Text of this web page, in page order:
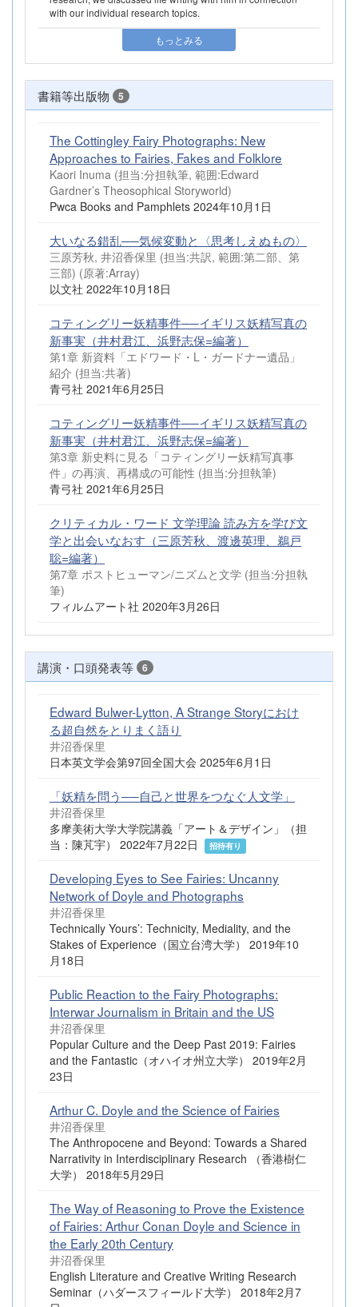
with our individual research topics.
もっとみる
書籍等出版物 5
The Cottingley Fairy Photographs: New
Approaches to Fairies, Fakes and Folklore
Kaori Inuma (担当:分担執筆, 範囲:Edward
Gardner’s Theosophical Storyworld)
Pwca Books and Pamphlets 2024年10月1日
大いなる錯乱──気候変動と〈思考しえぬもの〉
三原芳秋, 井沼香保里 (担当:共訳, 範囲:第二部、第
三部) (原著:Array)
以文社 2022年10月18日
コティングリー妖精事件──イギリス妖精写真の
新事実（井村君江、浜野志保=編著）
第1章 新資料「エドワード・L・ガードナー遺品」
紹介 (担当:共著)
青弓社 2021年6月25日
コティングリー妖精事件──イギリス妖精写真の
新事実（井村君江、浜野志保=編著）
第3章 新史料に見る「コティングリー妖精写真事
件」の再演、再構成の可能性 (担当:分担執筆)
青弓社 2021年6月25日
クリティカル・ワード 文学理論 読み方を学び文
学と出会いなおす（三原芳秋、渡邊英理、鵜戸
聡=編著）
第7章 ポストヒューマン/ニズムと文学 (担当:分担執
筆)
フィルムアート社 2020年3月26日
講演・口頭発表等 6
Edward Bulwer-Lytton, A Strange Storyにおけ
る超自然をとりまく語り
井沼香保里
日本英文学会第97回全国大会 2025年6月1日
「妖精を問う──自己と世界をつなぐ人文学」
井沼香保里
多摩美術大学大学院講義「アート＆デザイン」（担
当：陳芃宇） 2022年7月22日
招待有り
Developing Eyes to See Fairies: Uncanny
Network of Doyle and Photographs
井沼香保里
Technically Yours’: Technicity, Mediality, and the
Stakes of Experience（国立台湾大学） 2019年10
月18日
Public Reaction to the Fairy Photographs:
Interwar Journalism in Britain and the US
井沼香保里
Popular Culture and the Deep Past 2019: Fairies
and the Fantastic（オハイオ州立大学） 2019年2月
23日
Arthur C. Doyle and the Science of Fairies
井沼香保里
The Anthropocene and Beyond: Towards a Shared
Narrativity in Interdisciplinary Research （香港樹仁
大学） 2018年5月29日
The Way of Reasoning to Prove the Existence
of Fairies: Arthur Conan Doyle and Science in
the Early 20th Century
井沼香保里
English Literature and Creative Writing Research
Seminar（ハダースフィールド大学） 2018年2月7